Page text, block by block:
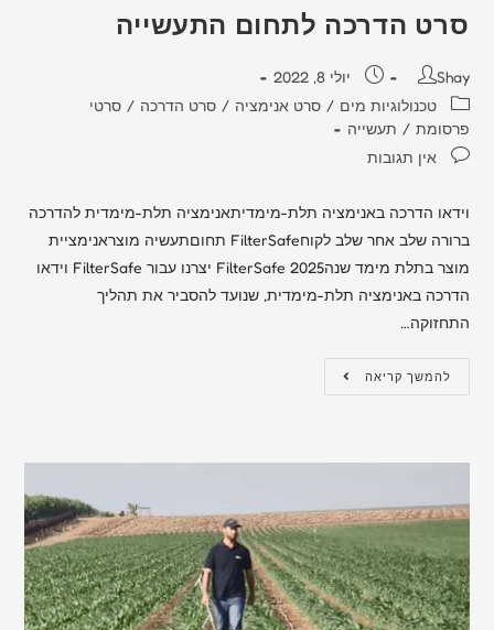
סרט הדרכה לתחום התעשייה
Shay
יולי 8, 2022
טכנולוגיות מים / סרט אנימציה / סרט הדרכה / סרטי
פרסומת / תעשייה
אין תגובות
וידאו הדרכה באנימציה תלת-מימדיתאנימציה תלת-מימדית להדרכה
ברורה שלב אחר שלב לקוחFilterSafe תחוםתעשיה מוצראנימציית
מוצר בתלת מימד שנה2025 FilterSafe יצרנו עבור FilterSafe וידאו
הדרכה באנימציה תלת-מימדית, שנועד להסביר את תהליך
התחזוקה…
להמשך קריאה